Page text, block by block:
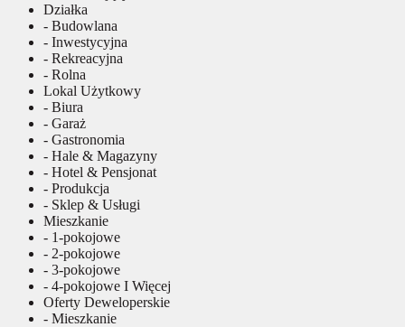
Działka
- Budowlana
- Inwestycyjna
- Rekreacyjna
- Rolna
Lokal Użytkowy
- Biura
- Garaż
- Gastronomia
- Hale & Magazyny
- Hotel & Pensjonat
- Produkcja
- Sklep & Usługi
Mieszkanie
- 1-pokojowe
- 2-pokojowe
- 3-pokojowe
- 4-pokojowe I Więcej
Oferty Deweloperskie
- Mieszkanie